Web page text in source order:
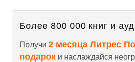
Более 800 000 книг и
Получи 2 месяца Литрес
подарок и наслаждайся